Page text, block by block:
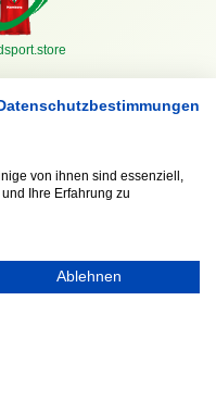
mit:
Datenschutzbestimmungen
von ihnen sind essenziell,
Ihre Erfahrung zu
Ablehnen